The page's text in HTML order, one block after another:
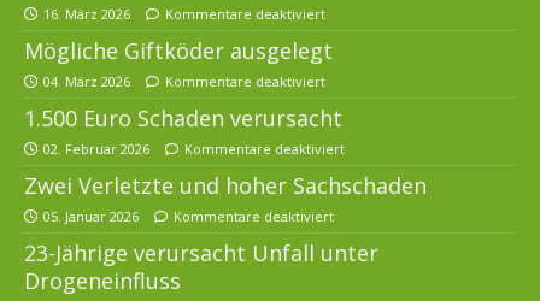
16. März 2026 Kommentare deaktiviert
Mögliche Giftköder ausgelegt
04. März 2026 Kommentare deaktiviert
1.500 Euro Schaden verursacht
02. Februar 2026 Kommentare deaktiviert
Zwei Verletzte und hoher Sachschaden
05. Januar 2026 Kommentare deaktiviert
23-Jährige verursacht Unfall unter
Drogeneinfluss